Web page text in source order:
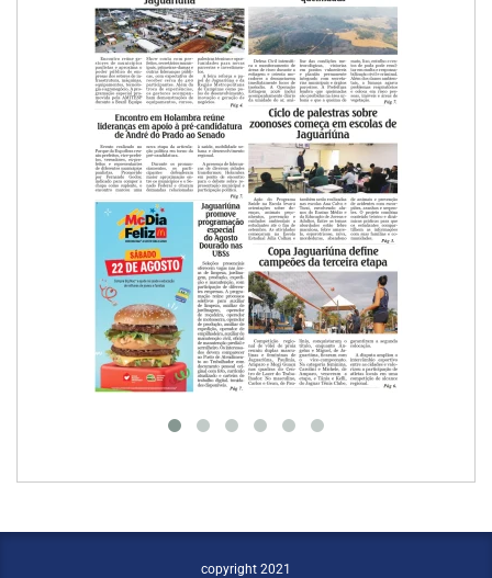
copyright 2021